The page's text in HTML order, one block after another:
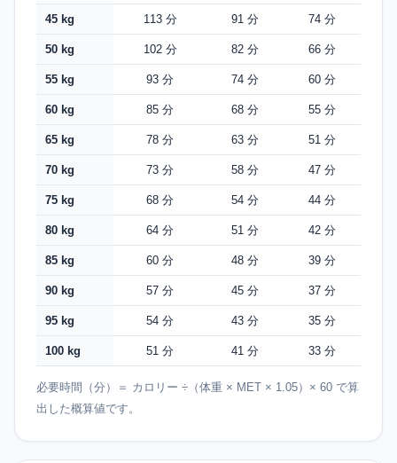
45 kg 113 分 91 分 74 分
50 kg 102 分 82 分 66 分
55 kg 93 分 74 分 60 分
60 kg 85 分 68 分 55 分
65 kg 78 分 63 分 51 分
70 kg 73 分 58 分 47 分
75 kg 68 分 54 分 44 分
80 kg 64 分 51 分 42 分
85 kg 60 分 48 分 39 分
90 kg 57 分 45 分 37 分
95 kg 54 分 43 分 35 分
100 kg 51 分 41 分 33 分
必要時間（分）＝ カロリー ÷（体重 × MET × 1.05）× 60 で算
出した概算値です。